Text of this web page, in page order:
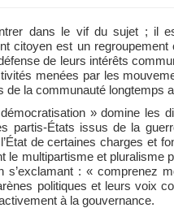
dans le vif du sujet ; il
citoyen est un
de leurs intérêts
menées par les
de la communauté longtemps
» domine les
partis-États issus de la
de certaines charges et
le multipartisme et pluralisme
s’exclamant : « comprenez
politiques et leurs voix
à la gouvernance.